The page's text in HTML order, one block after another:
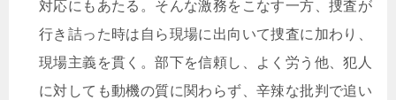
対応にもあたる。そんな激務をこなす一方、捜査が
行き詰った時は自ら現場に出向いて捜査に加わり、
現場主義を貫く。部下を信頼し、よく労う他、犯人
に対しても動機の質に関わらず、辛辣な批判で追い